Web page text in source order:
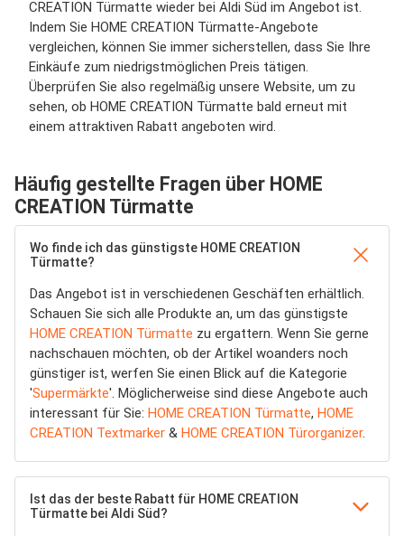
CREATION Türmatte wieder bei Aldi Süd im Angebot ist.
Indem Sie HOME CREATION Türmatte-Angebote
vergleichen, können Sie immer sicherstellen, dass Sie Ihre
Einkäufe zum niedrigstmöglichen Preis tätigen.
Überprüfen Sie also regelmäßig unsere Website, um zu
sehen, ob HOME CREATION Türmatte bald erneut mit
einem attraktiven Rabatt angeboten wird.
Häufig gestellte Fragen über HOME
CREATION Türmatte
Wo finde ich das günstigste HOME CREATION
Türmatte?
Das Angebot ist in verschiedenen Geschäften erhältlich.
Schauen Sie sich alle Produkte an, um das günstigste
HOME CREATION Türmatte zu ergattern. Wenn Sie gerne
nachschauen möchten, ob der Artikel woanders noch
günstiger ist, werfen Sie einen Blick auf die Kategorie
'Supermärkte'. Möglicherweise sind diese Angebote auch
interessant für Sie: HOME CREATION Türmatte, HOME
CREATION Textmarker & HOME CREATION Türorganizer.
Ist das der beste Rabatt für HOME CREATION
Türmatte bei Aldi Süd?